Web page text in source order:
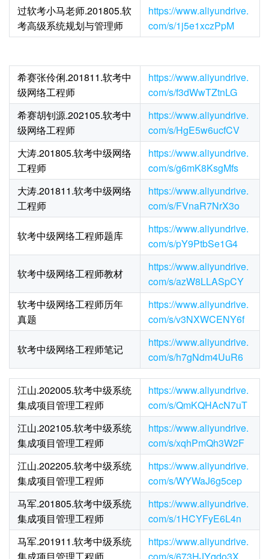
过软考小马老师.201805.软
考高级系统规划与管理师
https://www.aliyundrive.
com/s/1j5e1xczPpM
希赛张伶俐.201811.软考中
级网络工程师
https://www.aliyundrive.
com/s/f3dWwTZtnLG
希赛胡钊源.202105.软考中
级网络工程师
https://www.aliyundrive.
com/s/HgE5w6ucfCV
大涛.201805.软考中级网络
工程师
https://www.aliyundrive.
com/s/g6mK8KsgMfs
大涛.201811.软考中级网络
工程师
https://www.aliyundrive.
com/s/FVnaR7NrX3o
软考中级网络工程师题库
https://www.aliyundrive.
com/s/pY9PtbSe1G4
软考中级网络工程师教材
https://www.aliyundrive.
com/s/azW8LLASpCY
软考中级网络工程师历年
真题
https://www.aliyundrive.
com/s/v3NXWCENY6f
软考中级网络工程师笔记
https://www.aliyundrive.
com/s/h7gNdm4UuR6
江山.202005.软考中级系统
集成项目管理工程师
https://www.aliyundrive.
com/s/QmKQHAcN7uT
江山.202105.软考中级系统
集成项目管理工程师
https://www.aliyundrive.
com/s/xqhPmQh3W2F
江山.202205.软考中级系统
集成项目管理工程师
https://www.aliyundrive.
com/s/WYWaJ6g5cep
马军.201805.软考中级系统
集成项目管理工程师
https://www.aliyundrive.
com/s/1HCYFyE6L4n
马军.201911.软考中级系统
https://www.aliyundrive.